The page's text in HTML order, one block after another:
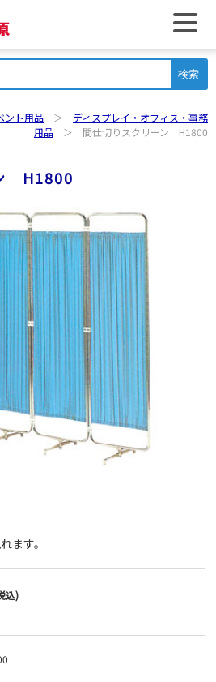
ト用品 ＞ ディスプレイ・オフィス・事務
用品 ＞ 間仕切りスクリーン H1800
H1800
ます。
込)